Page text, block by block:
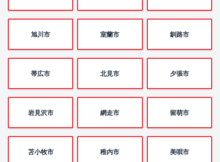
旭川市 室蘭市 釧路市
帯広市 北見市 夕張市
岩見沢市 網走市 留萌市
苫小牧市 稚内市 美唄市